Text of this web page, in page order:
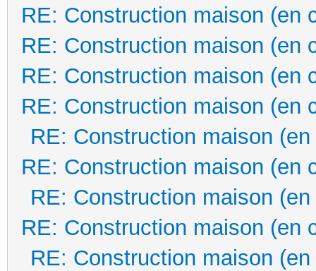
RE: Construction maison (en
RE: Construction maison (en
RE: Construction maison (en
RE: Construction maison (en
RE: Construction maison
RE: Construction maison (en
RE: Construction maison
RE: Construction maison (en
RE: Construction maison